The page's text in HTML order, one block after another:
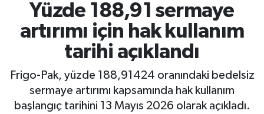
Yüzde 188,91 sermaye
artırımı için hak kullanım
tarihi açıklandı
Frigo-Pak, yüzde 188,91424 oranındaki bedelsiz
sermaye artırımı kapsamında hak kullanım
başlangıç tarihini 13 Mayıs 2026 olarak açıkladı.
Bitcoin
Şirket Haberleri
BIST 100 Isı Haritası